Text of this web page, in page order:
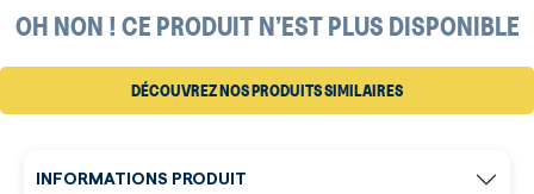
OH NON ! CE PRODUIT N’EST PLUS DISPONIBLE
DÉCOUVREZ NOS PRODUITS SIMILAIRES
INFORMATIONS PRODUIT